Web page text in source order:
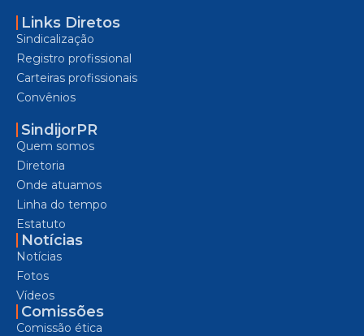
Links Diretos
Sindicalização
Registro profissional
Carteiras profissionais
Convênios
SindijorPR
Quem somos
Diretoria
Onde atuamos
Linha do tempo
Estatuto
Notícias
Notícias
Fotos
Vídeos
Comissões
Comissão ética